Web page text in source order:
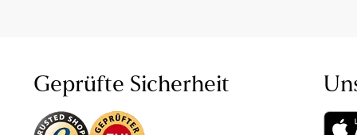
Geprüfte Sicherheit